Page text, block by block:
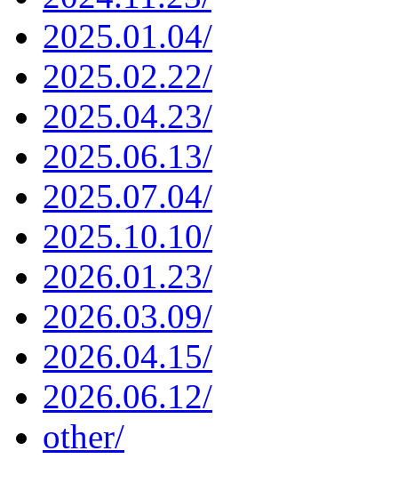
2025.01.04/
2025.02.22/
2025.04.23/
2025.06.13/
2025.07.04/
2025.10.10/
2026.01.23/
2026.03.09/
2026.04.15/
2026.06.12/
other/